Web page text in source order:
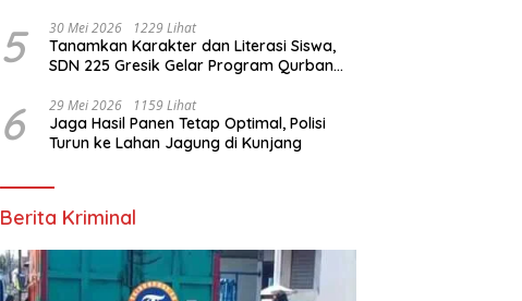
5 30 Mei 2026 1229 Lihat
Tanamkan Karakter dan Literasi Siswa,
SDN 225 Gresik Gelar Program Qurban
6 29 Mei 2026 1159 Lihat
Jaga Hasil Panen Tetap Optimal, Polisi
Turun ke Lahan Jagung di Kunjang
Berita Kriminal